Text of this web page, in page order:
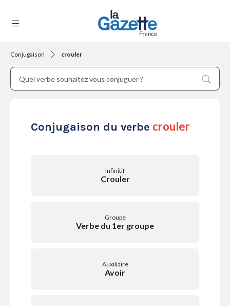
THÉMATIQUES
Conjugaison crouler
Conjugaison du verbe crouler
Infinitif
Crouler
Groupe
Verbe du 1er groupe
Auxiliaire
Avoir